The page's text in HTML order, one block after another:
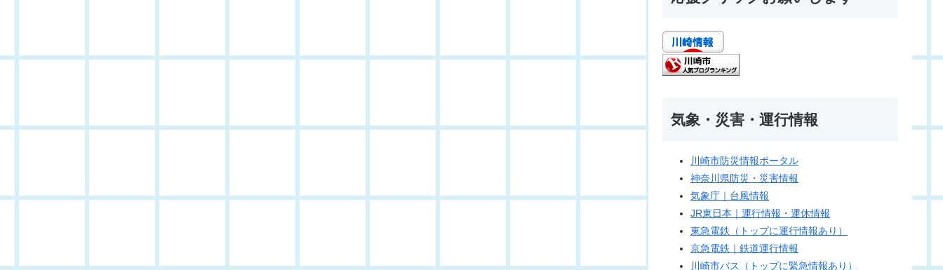
気象・災害・運行情報
川崎市防災情報ポータル
神奈川県防災・災害情報
気象庁｜台風情報
JR東日本｜運行情報・運休情報
東急電鉄（トップに運行情報あり）
京急電鉄｜鉄道運行情報
川崎市バス（トップに緊急情報あり）